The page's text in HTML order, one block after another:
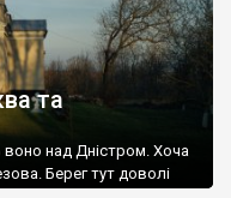
та
воно над Дністром. Хоча
Берег тут доволі